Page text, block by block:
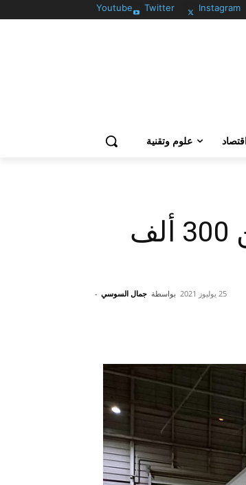
Instagram
Twitter
Youtube
علوم وتقنية
أمريكا تتبرع للمغرب بأكثر من 300 ألف
بواسطة جمال السوسي - 25 يوليوز 2021